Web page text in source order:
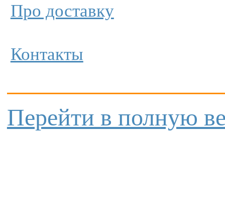
Про доставку
Контакты
Перейти в полную